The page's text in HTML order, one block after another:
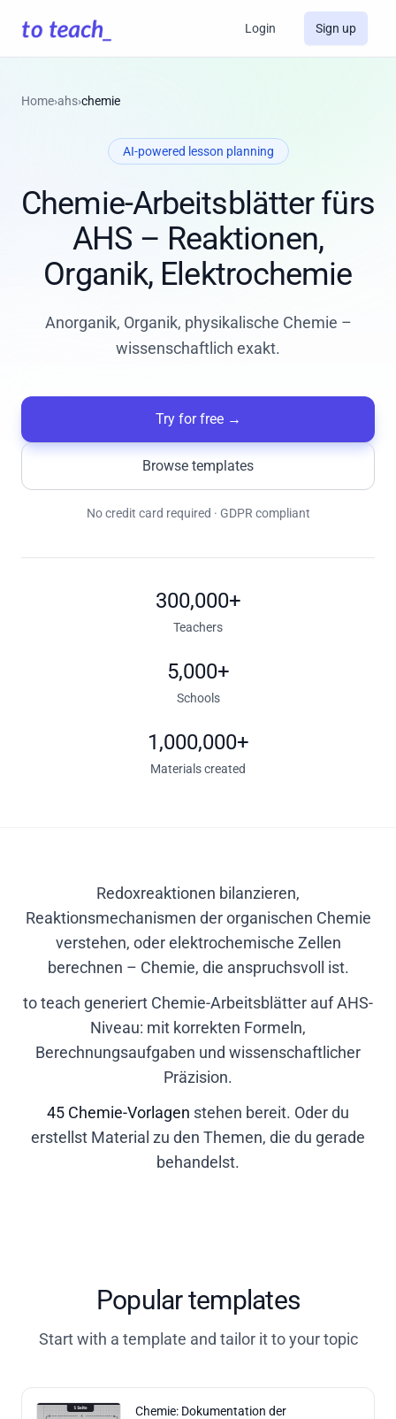
Login Sign up
Home›ahs›chemie
AI-powered lesson planning
Chemie-Arbeitsblätter fürs
AHS – Reaktionen,
Organik, Elektrochemie
Anorganik, Organik, physikalische Chemie –
wissenschaftlich exakt.
Try for free→
Browse templates
No credit card required · GDPR compliant
300,000+
Teachers
5,000+
Schools
1,000,000+
Materials created
Redoxreaktionen bilanzieren,
Reaktionsmechanismen der organischen Chemie
verstehen, oder elektrochemische Zellen
berechnen – Chemie, die anspruchsvoll ist.
to teach generiert Chemie-Arbeitsblätter auf AHS-
Niveau: mit korrekten Formeln,
Berechnungsaufgaben und wissenschaftlicher
Präzision.
45 Chemie-Vorlagen stehen bereit. Oder du
erstellst Material zu den Themen, die du gerade
behandelst.
Popular templates
Start with a template and tailor it to your topic
Chemie: Dokumentation der